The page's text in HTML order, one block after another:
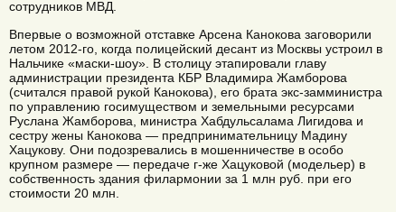
сотрудников МВД.
Впервые о возможной отставке Арсена Канокова заговорили
летом 2012-го, когда полицейский десант из Москвы устроил в
Нальчике «маски-шоу». В столицу этапировали главу
администрации президента КБР Владимира Жамборова
(считался правой рукой Канокова), его брата экс-замминистра
по управлению госимуществом и земельными ресурсами
Руслана Жамборова, министра Хабдульсалама Лигидова и
сестру жены Канокова — предпринимательницу Мадину
Хацукову. Они подозревались в мошенничестве в особо
крупном размере — передаче г-же Хацуковой (модельер) в
собственность здания филармонии за 1 млн руб. при его
стоимости 20 млн.